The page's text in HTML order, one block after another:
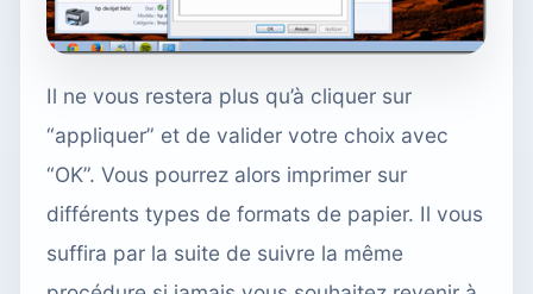
Il ne vous restera plus qu’à cliquer sur
“appliquer” et de valider votre choix avec
“OK”. Vous pourrez alors imprimer sur
différents types de formats de papier. Il vous
suffira par la suite de suivre la même